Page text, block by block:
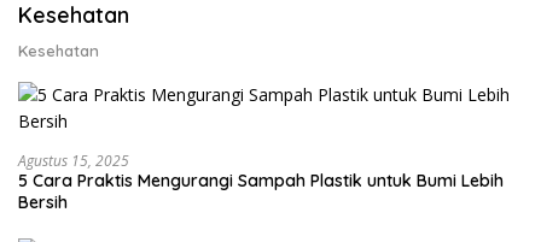
Kesehatan
Kesehatan
Agustus 15, 2025
5 Cara Praktis Mengurangi Sampah Plastik untuk Bumi Lebih
Bersih